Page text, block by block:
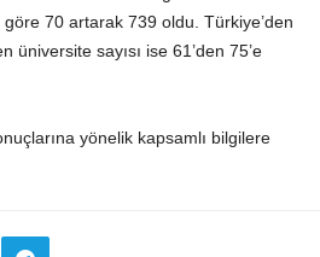
göre 70 artarak 739 oldu. Türkiye’den
üniversite sayısı ise 61’den 75’e
yönelik kapsamlı bilgilere